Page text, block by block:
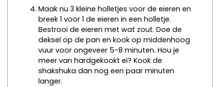
Maak nu 3 kleine holletjes voor de eieren en
breek 1 voor 1 de eieren in een holletje.
Bestrooi de eieren met wat zout. Doe de
deksel op de pan en kook op middenhoog
vuur voor ongeveer 5-8 minuten. Hou je
meer van hardgekookt ei? Kook de
shakshuka dan nog een paar minuten
langer.